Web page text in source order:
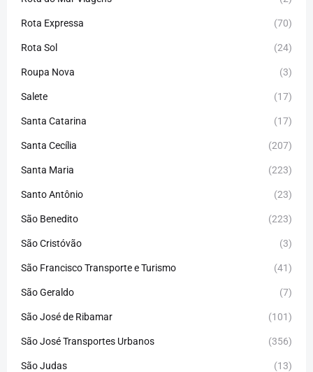
Rota Expressa (70)
Rota Sol (24)
Roupa Nova (3)
Salete (17)
Santa Catarina (17)
Santa Cecília (207)
Santa Maria (223)
Santo Antônio (23)
São Benedito (223)
São Cristóvão (3)
São Francisco Transporte e Turismo (41)
São Geraldo (7)
São José de Ribamar (101)
São José Transportes Urbanos (356)
São Judas (13)